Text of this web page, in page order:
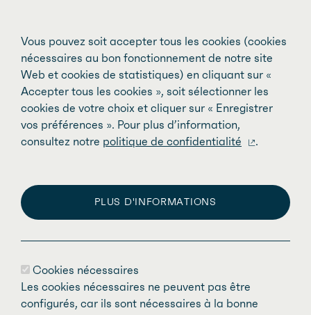
Vous pouvez soit accepter tous les cookies (cookies
nécessaires au bon fonctionnement de notre site
Web et cookies de statistiques) en cliquant sur «
Accepter tous les cookies », soit sélectionner les
cookies de votre choix et cliquer sur « Enregistrer
vos préférences ». Pour plus d’information,
consultez notre politique de confidentialité .
PLUS D'INFORMATIONS
Cookies nécessaires
Les cookies nécessaires ne peuvent pas être
configurés, car ils sont nécessaires à la bonne
Journée internationale des droits des
femmes 2025